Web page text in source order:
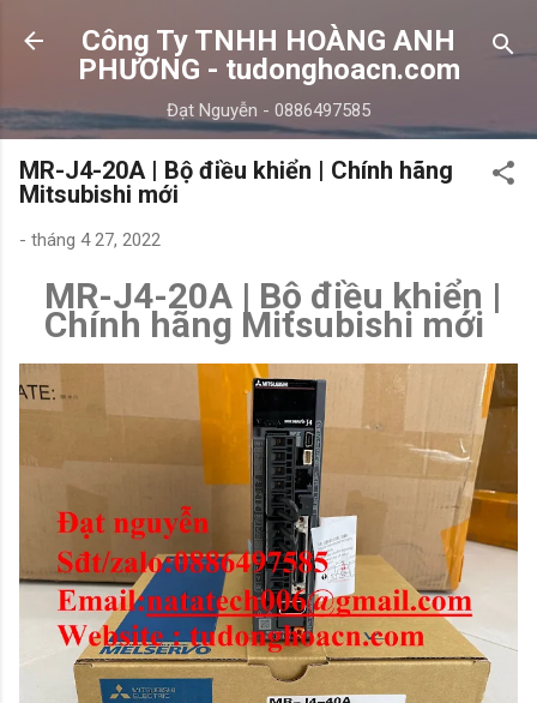
Chuyển đến nội dung chính
Công Ty TNHH HOÀNG ANH
PHƯƠNG - tudonghoacn.com
Đạt Nguyễn - 0886497585
MR-J4-20A | Bộ điều khiển | Chính hãng
Mitsubishi mới
- tháng 4 27, 2022
MR-J4-20A | Bộ điều khiển |
Chính hãng Mitsubishi mới